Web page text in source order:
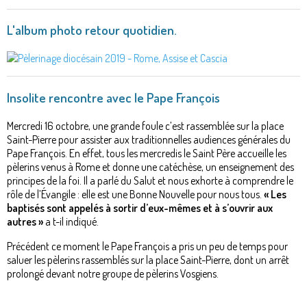
L'album photo retour quotidien.
Insolite rencontre avec le Pape François
Mercredi 16 octobre, une grande foule c’est rassemblée sur la place
Saint-Pierre pour assister aux traditionnelles audiences générales du
Pape François. En effet, tous les mercredis le Saint Père accueille les
pèlerins venus à Rome et donne une catéchèse, un enseignement des
principes de la foi. Il a parlé du Salut et nous exhorte à comprendre le
rôle de l’Évangile : elle est une Bonne Nouvelle pour nous tous. « Les
baptisés sont appelés à sortir d’eux-mêmes et à s’ouvrir aux
autres » a t-il indiqué.
Précédent ce moment le Pape François a pris un peu de temps pour
saluer les pèlerins rassemblés sur la place Saint-Pierre, dont un arrêt
prolongé devant notre groupe de pèlerins Vosgiens.